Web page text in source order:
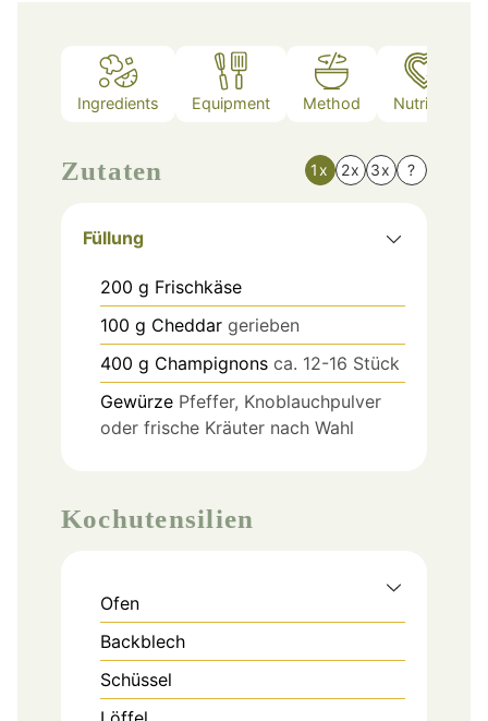
Ingredients Equipment Method Nutrition
Zutaten 1x 2x 3x ?
Füllung
200 g Frischkäse
100 g Cheddar gerieben
400 g Champignons ca. 12-16 Stück
Gewürze Pfeffer, Knoblauchpulver
oder frische Kräuter nach Wahl
Kochutensilien
Ofen
Backblech
Schüssel